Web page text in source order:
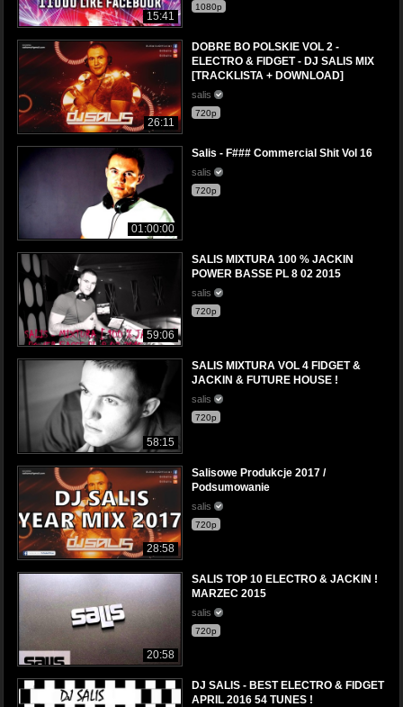
15:41
1080p
26:11
DOBRE BO POLSKIE VOL 2 -
ELECTRO & FIDGET - DJ SALIS MIX
[TRACKLISTA + DOWNLOAD]
salis
720p
01:00:00
Salis - F### Commercial Shit Vol 16
salis
720p
59:06
SALIS MIXTURA 100 % JACKIN
POWER BASSE PL 8 02 2015
salis
720p
58:15
SALIS MIXTURA VOL 4 FIDGET &
JACKIN & FUTURE HOUSE !
salis
720p
28:58
Salisowe Produkcje 2017 /
Podsumowanie
salis
720p
20:58
SALIS TOP 10 ELECTRO & JACKIN !
MARZEC 2015
salis
720p
DJ SALIS - BEST ELECTRO & FIDGET
APRIL 2016 54 TUNES !